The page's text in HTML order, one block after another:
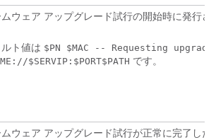
ウェア アップグレード試行の開始時に発行さ
ト値は $PN $MAC -- Requesting upgrade
$SERVIP:$PORT$PATH です。
ウェア アップグレード試行が正常に完了した